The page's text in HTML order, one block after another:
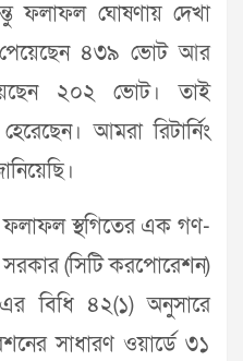
ফলাফল ঘোষণায় দেখা
পেয়েছেন ৪৩৯ ভোট আর
২০২ ভোট। তাই
আমরা রিটার্নিং
ফলাফল স্থগিতের এক গণ-
সরকার (সিটি করপোরেশন)
এর বিধি ৪২(১) অনুসারে
সাধারণ ওয়ার্ডে ৩১